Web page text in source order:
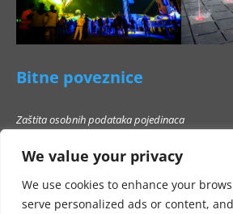
We value your privacy
We use cookies to enhance your
serve personalized ads or content,
Bitne poveznice
Zaštita osobnih podataka pojedinaca
Popis poslovnih subjekata s kojima Grad Beli